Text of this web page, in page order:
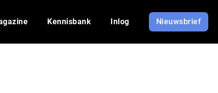
Kennisbank Inlog Nieuwsbrief